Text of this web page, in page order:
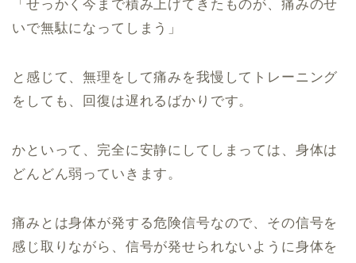
「せっかく今まで積み上げてきたものが、痛みのせ
いで無駄になってしまう」
と感じて、無理をして痛みを我慢してトレーニング
をしても、回復は遅れるばかりです。
かといって、完全に安静にしてしまっては、身体は
どんどん弱っていきます。
痛みとは身体が発する危険信号なので、その信号を
感じ取りながら、信号が発せられないように身体を